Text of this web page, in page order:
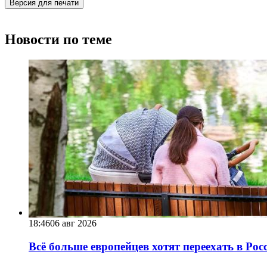
Версия для печати
Новости по теме
18:4606 авг 2026
Всё больше европейцев хотят переехать в